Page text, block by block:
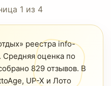
1 из 4
реестра info-
оценка по
829 отзывов. В
UP-X и Лото